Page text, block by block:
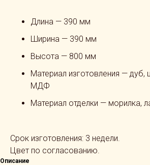
Длина — 390 мм
Ширина — 390 мм
Высота — 800 мм
Материал изготовления — дуб,
МДФ
Материал отделки — морилка,
Срок изготовления: 3 недели.
Цвет по согласованию.
Описание